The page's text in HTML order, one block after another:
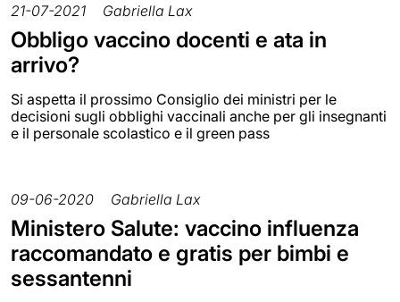
21-07-2021 Gabriella Lax
Obbligo vaccino docenti e ata in
arrivo?
Si aspetta il prossimo Consiglio dei ministri per le
decisioni sugli obblighi vaccinali anche per gli insegnanti
e il personale scolastico e il green pass
09-06-2020 Gabriella Lax
Ministero Salute: vaccino influenza
raccomandato e gratis per bimbi e
sessantenni